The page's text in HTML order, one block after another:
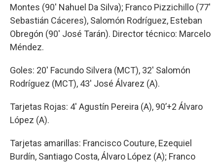
Montes (90′ Nahuel Da Silva); Franco Pizzichillo (77′
Sebastián Cáceres), Salomón Rodríguez, Esteban
Obregón (90′ José Tarán). Director técnico: Marcelo
Méndez.
Goles: 20′ Facundo Silvera (MCT), 32′ Salomón
Rodríguez (MCT), 43′ José Álvarez (A).
Tarjetas Rojas: 4′ Agustín Pereira (A), 90’+2 Álvaro
López (A).
Tarjetas amarillas: Francisco Couture, Ezequiel
Burdín, Santiago Costa, Álvaro López (A); Franco